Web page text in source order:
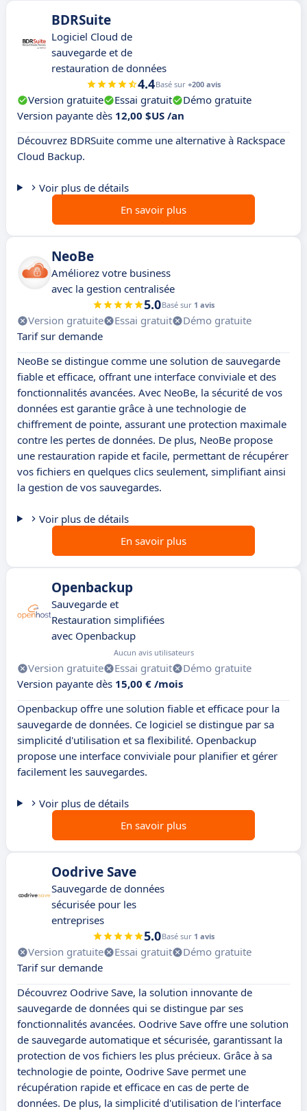
BDRSuite
Logiciel Cloud de
sauvegarde et de
restauration de données
4.4Basé sur +200 avis
Version gratuite Essai gratuit
Démo gratuite
Version payante dès 12,00 $US /an
Découvrez BDRSuite comme une alternative à Rackspace
Cloud Backup.
Voir plus de détails
En savoir plus
NeoBe
Améliorez votre business
avec la gestion centralisée
5.0Basé sur 1 avis
Version gratuite Essai gratuit
Démo gratuite
Tarif sur demande
NeoBe se distingue comme une solution de sauvegarde
fiable et efficace, offrant une interface conviviale et des
fonctionnalités avancées. Avec NeoBe, la sécurité de vos
données est garantie grâce à une technologie de
chiffrement de pointe, assurant une protection maximale
contre les pertes de données. De plus, NeoBe propose
une restauration rapide et facile, permettant de récupérer
vos fichiers en quelques clics seulement, simplifiant ainsi
la gestion de vos sauvegardes.
Voir plus de détails
En savoir plus
Openbackup
Sauvegarde et
Restauration simplifiées
avec Openbackup
Aucun avis utilisateurs
Version gratuite Essai gratuit
Démo gratuite
Version payante dès 15,00 € /mois
Openbackup offre une solution fiable et efficace pour la
sauvegarde de données. Ce logiciel se distingue par sa
simplicité d'utilisation et sa flexibilité. Openbackup
propose une interface conviviale pour planifier et gérer
facilement les sauvegardes.
Voir plus de détails
En savoir plus
Oodrive Save
Sauvegarde de données
sécurisée pour les
entreprises
5.0Basé sur 1 avis
Version gratuite Essai gratuit
Démo gratuite
Tarif sur demande
Découvrez Oodrive Save, la solution innovante de
sauvegarde de données qui se distingue par ses
fonctionnalités avancées. Oodrive Save offre une solution
de sauvegarde automatique et sécurisée, garantissant la
protection de vos fichiers les plus précieux. Grâce à sa
technologie de pointe, Oodrive Save permet une
récupération rapide et efficace en cas de perte de
données. De plus, la simplicité d'utilisation de l'interface